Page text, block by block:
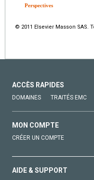
Perspectives
© 2011 Elsevier Masson SAS.
ACCÈS RAPIDES
DOMAINES TRAITÉS EMC
MON COMPTE
CRÉER UN COMPTE
AIDE & SUPPORT